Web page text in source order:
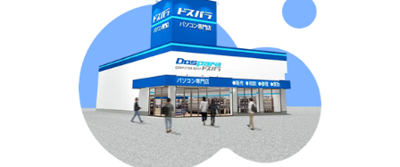
★★★★★
ドスパラ
分割手数料が36回まで無料！